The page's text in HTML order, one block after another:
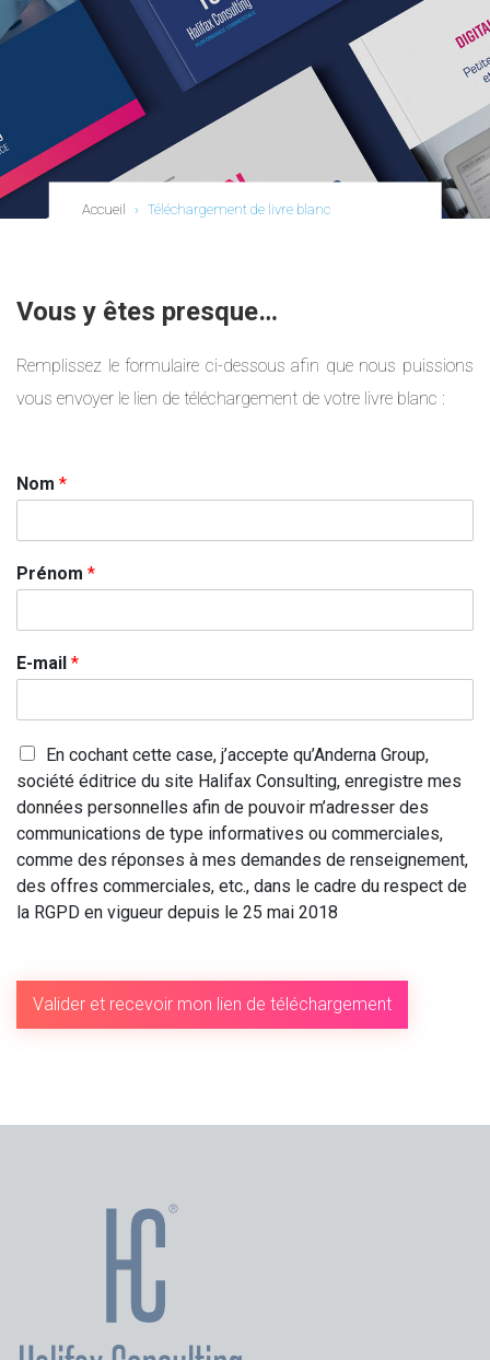
Accueil › Téléchargement de livre blanc
Vous y êtes presque…
Remplissez le formulaire ci-dessous afin que nous puissions
vous envoyer le lien de téléchargement de votre livre blanc :
Nom *
Prénom *
E-mail *
En cochant cette case, j’accepte qu’Anderna Group,
société éditrice du site Halifax Consulting, enregistre mes
données personnelles afin de pouvoir m’adresser des
communications de type informatives ou commerciales,
comme des réponses à mes demandes de renseignement,
des offres commerciales, etc., dans le cadre du respect de
la RGPD en vigueur depuis le 25 mai 2018
Valider et recevoir mon lien de téléchargement